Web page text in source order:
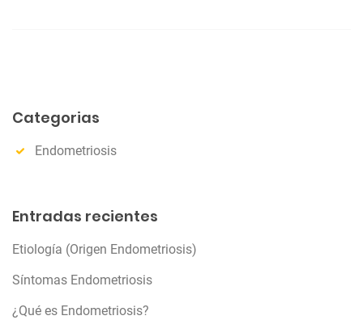
i
n
e
e
n
t
r
Categorias
Endometriosis
Entradas recientes
Etiología (Origen Endometriosis)
Síntomas Endometriosis
¿Qué es Endometriosis?